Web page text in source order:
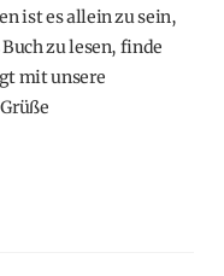
ist es allein zu sein,
zu lesen, finde
mit unsere